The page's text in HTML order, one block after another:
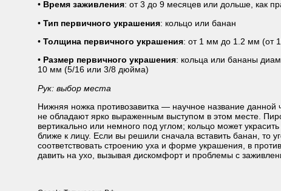
• Время заживления: от 3 до 9 месяцев или дольше, как
• Тип первичного украшения: кольцо или банан
• Толщина первичного украшения: от 1 мм до 1.2 мм (от
• Размер первичного украшения: кольца или бананы
10 мм (5/16 или 3/8 дюйма)
Рук: выбор места
Нижняя ножка противозавитка — научное название данной
не обладают ярко выраженным выступом в этом месте.
вертикально или немного под углом; кольцо может
ближе к лицу. Если вы решили сначала вставить банан, то
соответствовать строению уха и форме украшения, в
давить на ухо, вызывая дискомфорт и проблемы с